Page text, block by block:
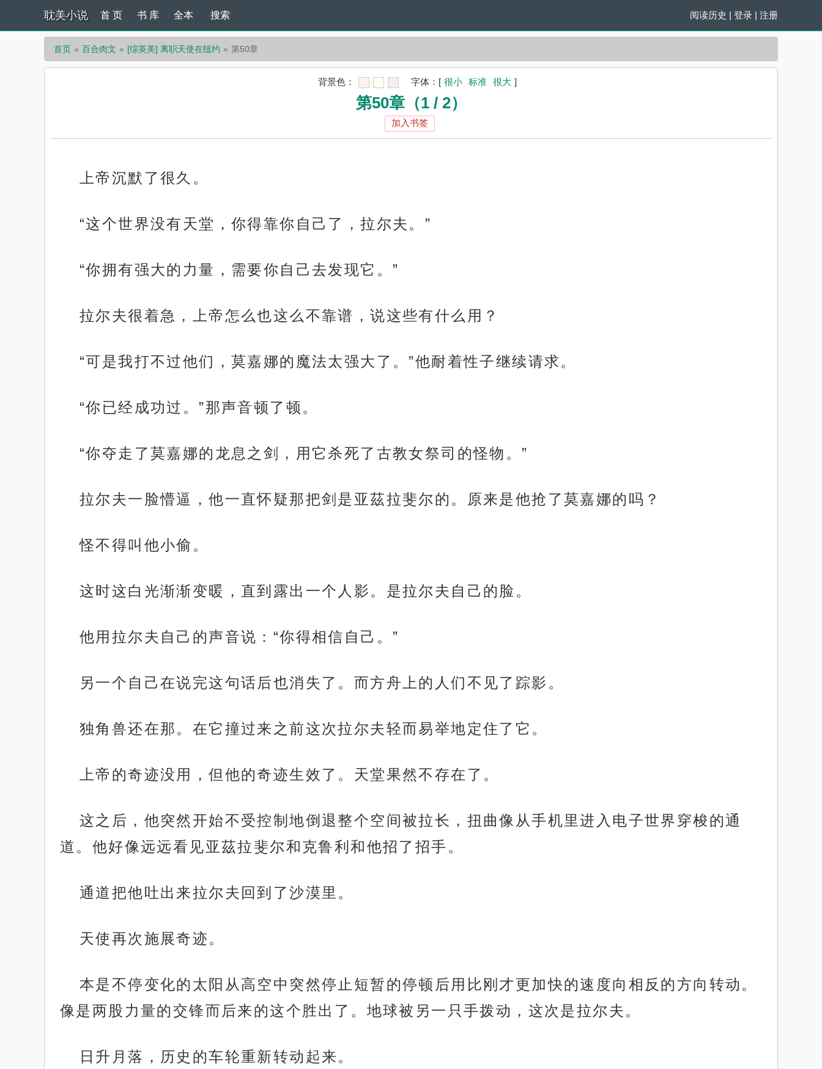
耽美小说 阅读历史 | 登录 | 注册
首 页 书 库 全本 搜索
首页 百合肉文 [综英美] 离职天使在纽约 第50章
背景色： 字体： [ 很小 标准 很大 ]
第50章（1 / 2）
加入书签
上帝沉默了很久。
“这个世界没有天堂，你得靠你自己了，拉尔夫。”
“你拥有强大的力量，需要你自己去发现它。”
拉尔夫很着急，上帝怎么也这么不靠谱，说这些有什么用？
“可是我打不过他们，莫嘉娜的魔法太强大了。”他耐着性子继续请求。
“你已经成功过。”那声音顿了顿。
“你夺走了莫嘉娜的龙息之剑，用它杀死了古教女祭司的怪物。”
拉尔夫一脸懵逼，他一直怀疑那把剑是亚茲拉斐尔的。原来是他抢了莫嘉娜的吗？
怪不得叫他小偷。
这时这白光渐渐变暖，直到露出一个人影。是拉尔夫自己的脸。
他用拉尔夫自己的声音说：“你得相信自己。”
另一个自己在说完这句话后也消失了。而方舟上的人们不见了踪影。
独角兽还在那。在它撞过来之前这次拉尔夫轻而易举地定住了它。
上帝的奇迹没用，但他的奇迹生效了。天堂果然不存在了。
这之后，他突然开始不受控制地倒退整个空间被拉长，扭曲像从手机里进入电子世界穿梭的通
道。他好像远远看见亚茲拉斐尔和克鲁利和他招了招手。
通道把他吐出来拉尔夫回到了沙漠里。
天使再次施展奇迹。
本是不停变化的太阳从高空中突然停止短暂的停顿后用比刚才更加快的速度向相反的方向转动。
像是两股力量的交锋而后来的这个胜出了。地球被另一只手拨动，这次是拉尔夫。
日升月落，历史的车轮重新转动起来。